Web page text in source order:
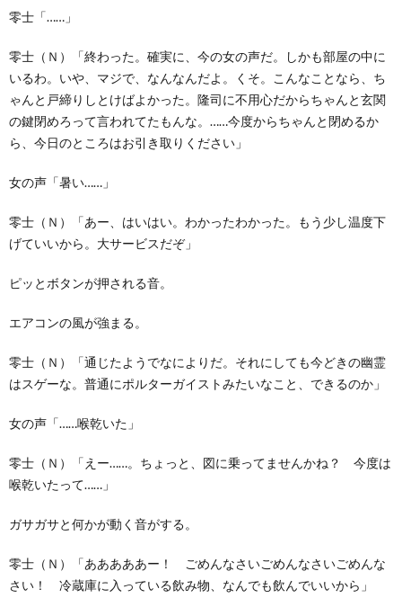
零士「……」
零士（Ｎ）「終わった。確実に、今の女の声だ。しかも部屋の中に
いるわ。いや、マジで、なんなんだよ。くそ。こんなことなら、ち
ゃんと戸締りしとけばよかった。隆司に不用心だからちゃんと玄関
の鍵閉めろって言われてたもんな。……今度からちゃんと閉めるか
ら、今日のところはお引き取りください」
女の声「暑い……」
零士（Ｎ）「あー、はいはい。わかったわかった。もう少し温度下
げていいから。大サービスだぞ」
ピッとボタンが押される音。
エアコンの風が強まる。
零士（Ｎ）「通じたようでなによりだ。それにしても今どきの幽霊
はスゲーな。普通にポルターガイストみたいなこと、できるのか」
女の声「……喉乾いた」
零士（Ｎ）「えー……。ちょっと、図に乗ってませんかね？ 今度は
喉乾いたって……」
ガサガサと何かが動く音がする。
零士（Ｎ）「あああああー！ ごめんなさいごめんなさいごめんな
さい！ 冷蔵庫に入っている飲み物、なんでも飲んでいいから」